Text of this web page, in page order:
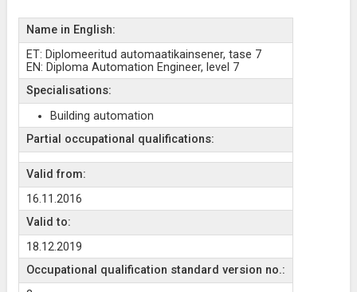
Name in English:
ET: Diplomeeritud automaatikainsener, tase 7
EN: Diploma Automation Engineer, level 7
Specialisations:
Building automation
Partial occupational qualifications:
Valid from:
16.11.2016
Valid to:
18.12.2019
Occupational qualification standard version no.: